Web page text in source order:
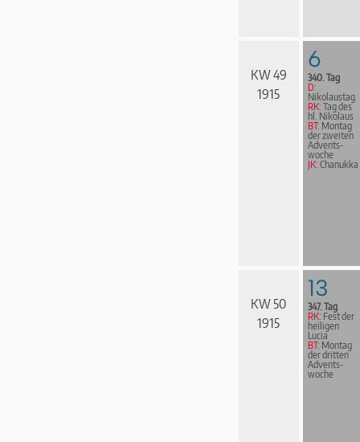
KW 49
1915
6
340. Tag
D:
Nikolaustag
RK: Tag des
hl. Nikolaus
BT: Montag
der zweiten
Advents­
woche
JK: Chanukka
KW 50
1915
13
347. Tag
RK: Fest der
heiligen
Lucia
BT: Montag
der dritten
Advents­
woche